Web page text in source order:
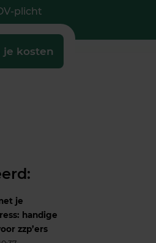
plicht
je kosten
je
handige
zzp’ers